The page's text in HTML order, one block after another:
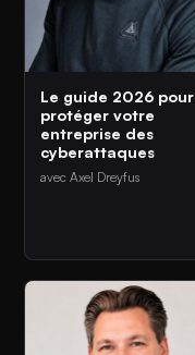
Le guide 2026 pour
protéger votre
entreprise des
cyberattaques
avec Axel Dreyfus